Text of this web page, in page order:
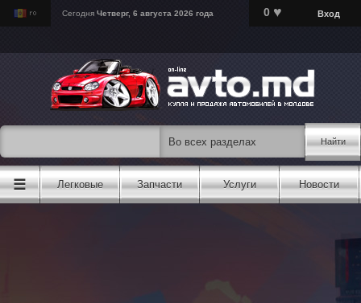
Сегодня Четверг, 6 августа 2026 года 0 ♥ Вход
Найти
☰ Легковые Запчасти Услуги Новости